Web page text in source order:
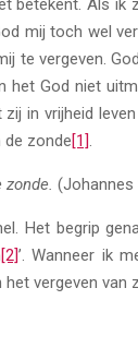
betekent. Als ik
mij toch wel
te vergeven.
het God niet
in vrijheid
de zonde[1].
(Johannes
Het begrip
[2]’. Wanneer ik
vergeven van